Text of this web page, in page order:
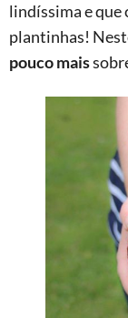
lindíssima e que
plantinhas!
pouco mais